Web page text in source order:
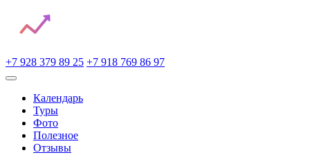
+7 928 379 89 25 +7 918 769 86 97
Календарь
Туры
Фото
Полезное
Отзывы